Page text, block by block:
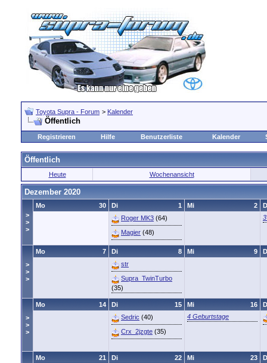
Toyota Supra - Forum > Kalender
Öffentlich
Registrieren Hilfe Benutzerliste Kalender
Öffentlich
Heute Wochenansicht
Dezember 2020
>
>
>
30
Mo 1
Di
Roger MK3 (64)
Magier (48)
2
Mi
>
>
>
7
Mo 8
Di
str
Supra_TwinTurbo
(35)
9
Mi
>
>
>
14
Mo 15
Di
Sedric (40)
Crx_2jzgte (35)
16
Mi
4 Geburtstage
21
Mo
22
Di
23
Mi